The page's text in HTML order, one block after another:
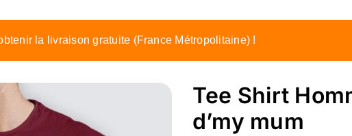
la livraison gratuite (France Métropolitaine) !
Tee Shirt
d’my mum